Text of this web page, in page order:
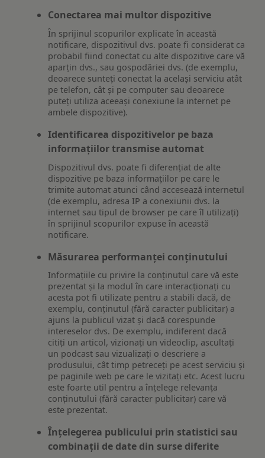
Conectarea mai multor dispozitive
În sprijinul scopurilor explicate în această
notificare, dispozitivul dvs. poate fi considerat ca
probabil fiind conectat cu alte dispozitive care vă
aparțin dvs., sau gospodăriei dvs. (de exemplu,
deoarece sunteți conectat la același serviciu atât
pe telefon, cât și pe computer sau deoarece
puteți utiliza aceeași conexiune la internet pe
ambele dispozitive).
Identificarea dispozitivelor pe baza
informațiilor transmise automat
Dispozitivul dvs. poate fi diferențiat de alte
dispozitive pe baza informațiilor pe care le
trimite automat atunci când accesează internetul
(de exemplu, adresa IP a conexiunii dvs. la
internet sau tipul de browser pe care îl utilizați)
în sprijinul scopurilor expuse în această
notificare.
Măsurarea performanței conținutului
Informațiile cu privire la conținutul care vă este
prezentat și la modul în care interacționați cu
acesta pot fi utilizate pentru a stabili dacă, de
exemplu, conținutul (fără caracter publicitar) a
ajuns la publicul vizat și dacă corespunde
intereselor dvs. De exemplu, indiferent dacă
citiți un articol, vizionați un videoclip, ascultați
un podcast sau vizualizați o descriere a
produsului, cât timp petreceți pe acest serviciu și
pe paginile web pe care le vizitați etc. Acest lucru
este foarte util pentru a înțelege relevanța
conținutului (fără caracter publicitar) care vă
este prezentat.
Înțelegerea publicului prin statistici sau
combinații de date din surse diferite